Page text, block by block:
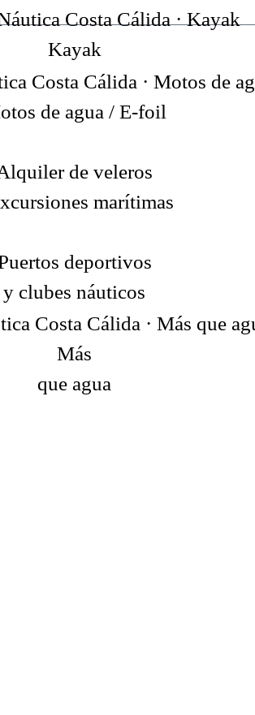
Kayak
de agua / E-foil
de veleros
marítimas
deportivos
y clubes náuticos
Más
que agua